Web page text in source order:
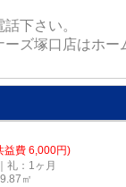
下さい。
ーズ塚口店はホー
益費 6,000円)
礼：1ヶ月
㎡